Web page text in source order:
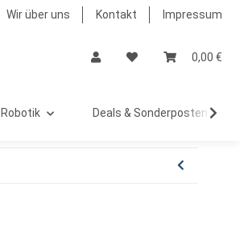
Wir über uns Kontakt Impressum
0,00 €
Robotik Deals & Sonderposten %